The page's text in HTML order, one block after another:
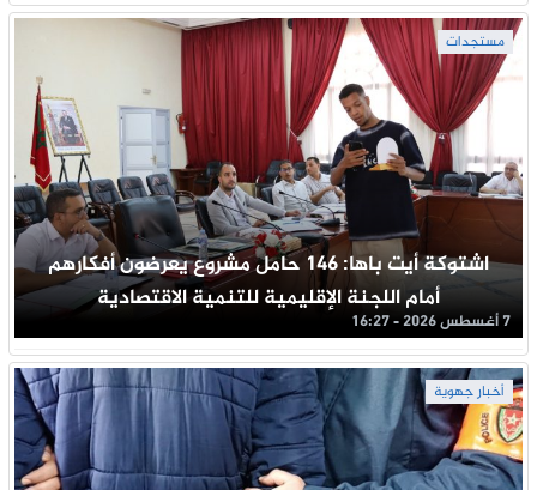
مستجدات
اشتوكة أيت باها: 146 حامل مشروع يعرضون أفكارهم
أمام اللجنة الإقليمية للتنمية الاقتصادية
7 أغسطس 2026 - 16:27
أخبار جهوية